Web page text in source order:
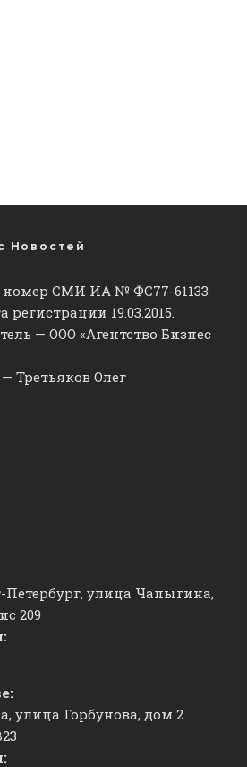
Новостей
СМИ ИА № ФС77-61133
19.03.2015.
— ООО «Агентство Бизнес
Третьяков Олег
Петербург, улица Чапыгина,
209
улица Горбунова, дом 2